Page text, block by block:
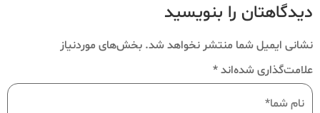
دیدگاهتان را بنویسید
نشانی ایمیل شما منتشر نخواهد شد. بخش‌های موردنیاز
علامت‌گذاری شده‌اند*